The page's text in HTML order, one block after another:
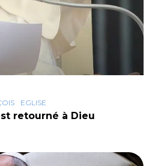
EGLISE
retourné à Dieu